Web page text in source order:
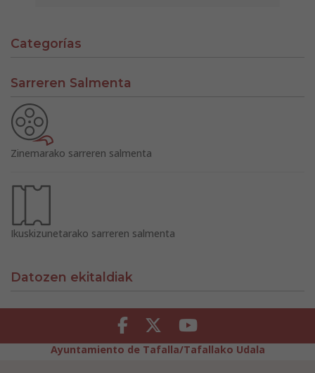
Categorías
Sarreren Salmenta
Zinemarako sarreren salmenta
Ikuskizunetarako sarreren salmenta
Datozen ekitaldiak
Facebook Twitter Youtube
Ayuntamiento de Tafalla/Tafallako Udala